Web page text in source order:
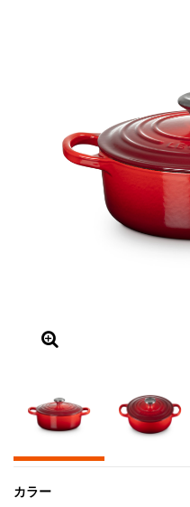
カラー